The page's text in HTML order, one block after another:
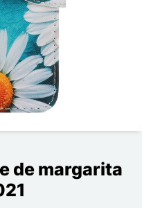
de margarita